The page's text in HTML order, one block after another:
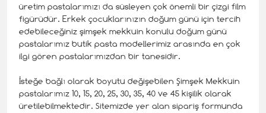
üretim pastalarımızı da süsleyen çok önemli bir çizgi film
figürüdür. Erkek çocuklarınızın doğum günü için tercih
edebileceğiniz şimşek mekkuin konulu doğum günü
pastalarımız butik pasta modellerimiz arasında en çok
ilgi gören pastalarımızdan bir tanesidir.
İsteğe bağlı olarak boyutu değişebilen Şimşek Mekkuin
pastalarımız 10, 15, 20, 25, 30, 35, 40 ve 45 kişilik olarak
üretilebilmektedir. Sitemizde yer alan sipariş formunda